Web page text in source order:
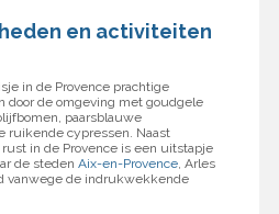
en activiteiten
in de Provence prachtige
door de omgeving met goudgele
paarsblauwe
ruikende cypressen. Naast
in de Provence is een uitstapje
de steden Aix-en-Provence, Arles
vanwege de indrukwekkende